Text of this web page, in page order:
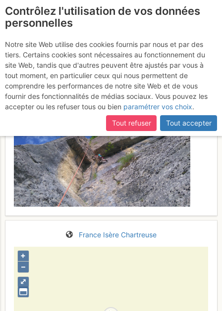
Le Pont de Vence :
L'arrêt de Montcul
Jeudi 18 mai
2017
France Isère Chartreuse
⤢
+
–
Contrôlez l'utilisation de vos données
personnelles
Notre site Web utilise des cookies fournis par nous et par des
tiers. Certains cookies sont nécessaires au fonctionnement du
site Web, tandis que d'autres peuvent être ajustés par vous à
tout moment, en particulier ceux qui nous permettent de
comprendre les performances de notre site Web et de vous
fournir des fonctionnalités de médias sociaux. Vous pouvez les
accepter ou les refuser tous ou bien paramétrer vos choix.
Tout refuser
Tout accepter